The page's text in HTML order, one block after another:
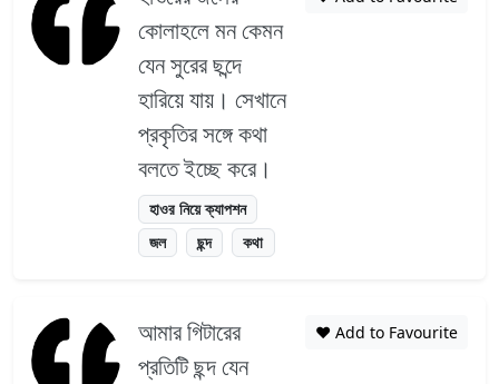
কোলাহলে মন কেমন
যেন সুরের ছন্দে
হারিয়ে যায়। সেখানে
প্রকৃতির সঙ্গে কথা
বলতে ইচ্ছে করে।
হাওর নিয়ে ক্যাপশন
জল
ছন্দ কথা
আমার গিটারের
প্রতিটি ছন্দ যেন
❤️ Add to Favourite